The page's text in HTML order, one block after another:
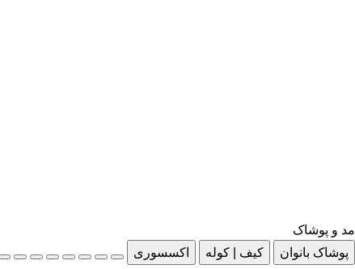
مد و پوشاک
پوشاک بانوان
کیف | کوله
اکسسوری